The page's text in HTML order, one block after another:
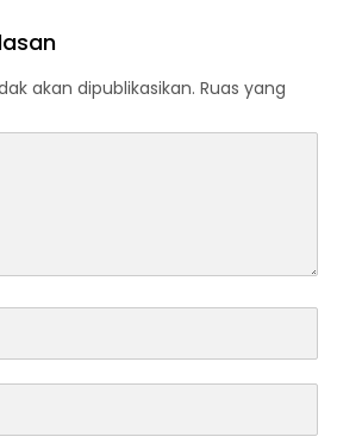
akan dipublikasikan. Ruas yang